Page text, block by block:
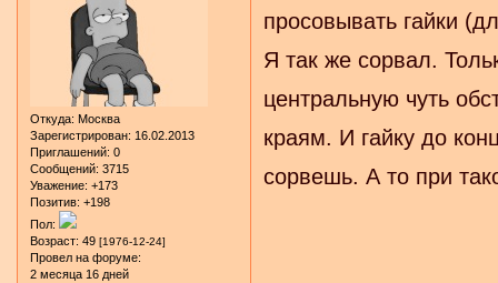
Откуда: Москва
Зарегистрирован: 16.02.2013
Приглашений: 0
Сообщений: 3715
Уважение: +173
Позитив: +198
Пол:
Возраст: 49 [1976-12-24]
Провел на форуме:
2 месяца 16 дней
просовывать гайки
Я так же сорвал.
центральную чуть
краям. И гайку до
сорвешь. А то при